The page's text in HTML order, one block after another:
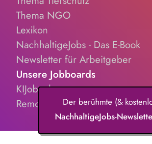
Thema NGO
Lexikon
NachhaltigeJobs - Das E-Book
Newsletter für Arbeitgeber
Unsere Jobboards
KIJobs.de
RemoteJobs.deDer berühmte (&
NachhaltigeJobs-